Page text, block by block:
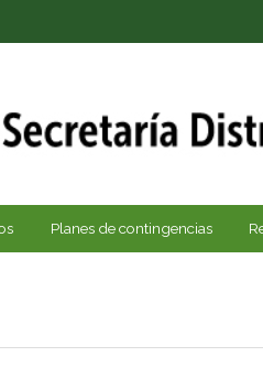
Planes de contingencias